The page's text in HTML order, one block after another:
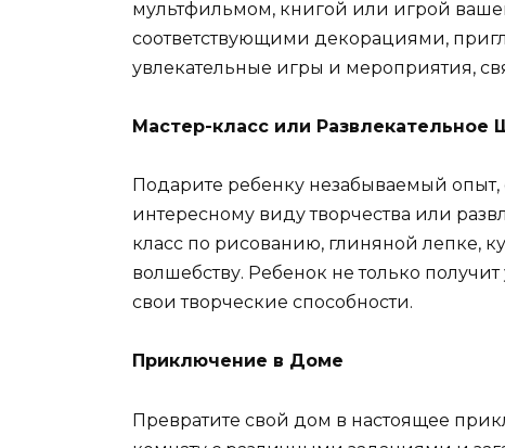
мультфильмом, книгой или игрой
соответствующими декорациями,
увлекательные игры и мероприятия,
Мастер-класс или Развлекательное
Подарите ребенку незабываемый опыт,
интересному виду творчества или
класс по рисованию, глиняной лепке,
волшебству. Ребенок не только
свои творческие способности.
Приключение в Доме
Превратите свой дом в настоящее